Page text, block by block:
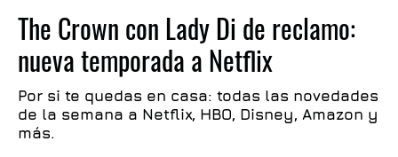
The Crown con Lady Di de reclamo:
nueva temporada a Netflix
Por si te quedas en casa: todas las novedades
de la semana a Netflix, HBO, Disney, Amazon y
más.